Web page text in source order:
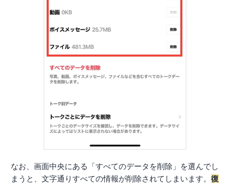
なお、画面中央にある「すべてのデータを削除」を選んでし
まうと、文字通りすべての情報が削除されてしまいます。 復